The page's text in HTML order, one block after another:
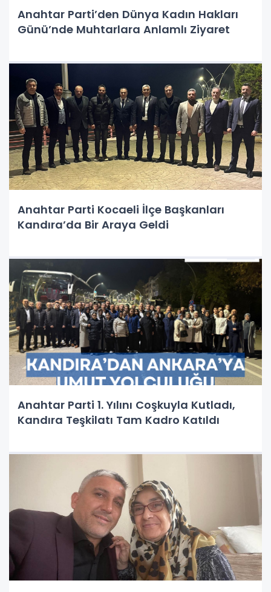
Anahtar Parti’den Dünya Kadın Hakları
Günü’nde Muhtarlara Anlamlı Ziyaret
Anahtar Parti Kocaeli İlçe Başkanları
Kandıra’da Bir Araya Geldi
Anahtar Parti 1. Yılını Coşkuyla Kutladı,
Kandıra Teşkilatı Tam Kadro Katıldı